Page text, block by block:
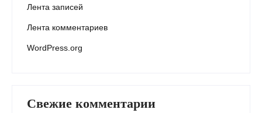
Лента записей
Лента комментариев
WordPress.org
Свежие комментарии